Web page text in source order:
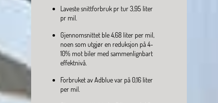
Laveste snittforbruk pr tur 3,95 liter
pr mil.
Gjennomsnittet ble 4,68 liter per mil,
noen som utgjør en reduksjon på 4-
10% mot biler med sammenlignbart
effektnivå.
Forbruket av Adblue var på 0,16 liter
per mil.